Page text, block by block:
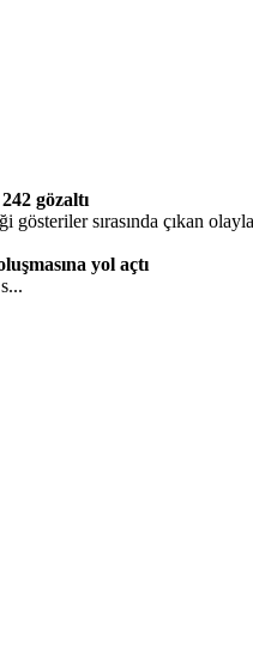
gözaltı
sırasında çıkan
yol açtı